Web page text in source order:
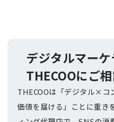
デジタルマー
THECOOにご
THECOOは「デジタル×コ
価値を届ける」ことに重き